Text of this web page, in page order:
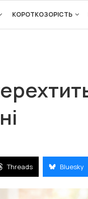
КОРОТКОЗОРІСТЬ
Threads Bluesky